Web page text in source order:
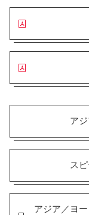
ア
ス
アジア／ヨ